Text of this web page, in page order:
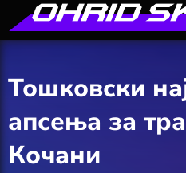
Тошковски
апсења за
Кочани